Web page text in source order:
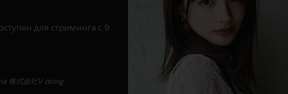
для стриминга с 9
株式会社V doing